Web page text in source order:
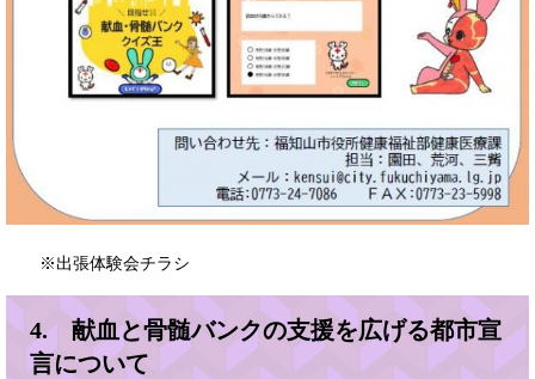
※出張体験会チラシ
4. 献血と骨髄バンクの支援を広げる都市宣
言について